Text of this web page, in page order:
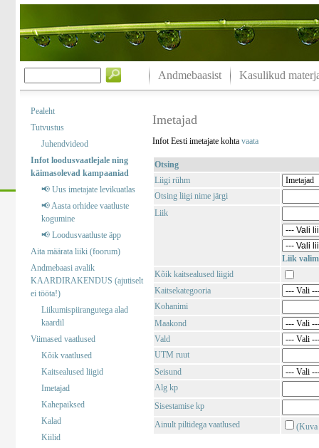
Andmebaasist Kasulikud
Pealeht
Tutvustus
Juhendvideod
Infot loodusvaatlejale ning
käimasolevad kampaaniad
📢 Uus imetajate levikuatlas
📢 Aasta orhidee vaatluste
kogumine
📢 Loodusvaatluste äpp
Aita määrata liiki (foorum)
Andmebaasi avalik
KAARDIRAKENDUS (ajutiselt
ei tööta!)
Liikumispiirangutega alad
kaardil
Viimased vaatlused
Kõik vaatlused
Kaitsealused liigid
Imetajad
Kahepaiksed
Kalad
Kiilid
Imetajad
Infot Eesti imetajate kohta vaata
Otsing
Liigi rühm
Otsing liigi nime järgi
Liik
Liik
Kõik kaitsealused liigid
Kaitsekategooria
Kohanimi
Maakond
Vald
UTM ruut
Seisund
Alg kp
Sisestamise kp
Ainult piltidega vaatlused
(Kuva